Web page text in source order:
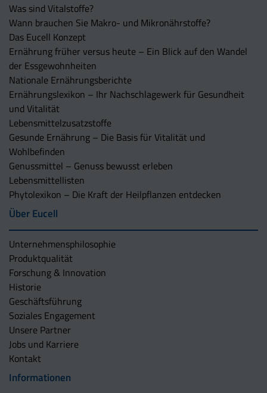
Was sind Vitalstoffe?
Wann brauchen Sie Makro- und Mikronährstoffe?
Das Eucell Konzept
Ernährung früher versus heute – Ein Blick auf den Wandel
der Essgewohnheiten
Nationale Ernährungsberichte
Ernährungslexikon – Ihr Nachschlagewerk für Gesundheit
und Vitalität
Lebensmittelzusatzstoffe
Gesunde Ernährung – Die Basis für Vitalität und
Wohlbefinden
Genussmittel – Genuss bewusst erleben
Lebensmittellisten
Phytolexikon – Die Kraft der Heilpflanzen entdecken
Über Eucell
Unternehmens­philosophie
Produktqualität
Forschung & Innovation
Historie
Geschäftsführung
Soziales Engagement
Unsere Partner
Jobs und Karriere
Kontakt
Informationen